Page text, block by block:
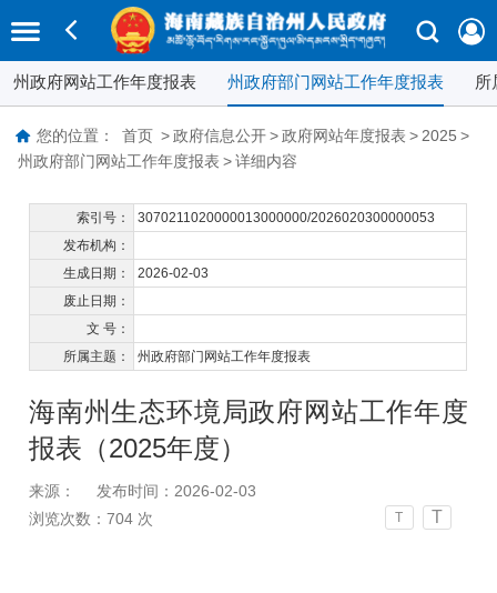
州政府网站工作年度报表 州政府部门网站工作年度报表 所
您的位置： 首页 > 政府信息公开 > 政府网站年度报表 > 2025 >
州政府部门网站工作年度报表 > 详细内容
索引号：
3070211020000013000000/2026020300000053
发布机构：
生成日期：
2026-02-03
废止日期：
文 号：
所属主题：
州政府部门网站工作年度报表
海南州生态环境局政府网站工作年度
报表（2025年度）
来源：
发布时间：2026-02-03
浏览次数：704 次 T T